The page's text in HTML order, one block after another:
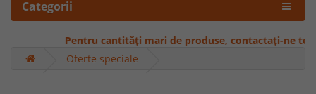
Categorii
Pentru cantități mari de produse, contactați-ne
Oferte speciale